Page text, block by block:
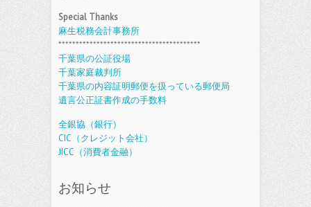
Special Thanks
麻生税務会計事務所
*****************************************
千葉県の公証役場
千葉家庭裁判所
千葉県の内容証明郵便を扱っている郵便局
遺言公正証書作成の手数料
全銀協（銀行）
CIC（クレジット会社）
JICC（消費者金融）
お知らせ